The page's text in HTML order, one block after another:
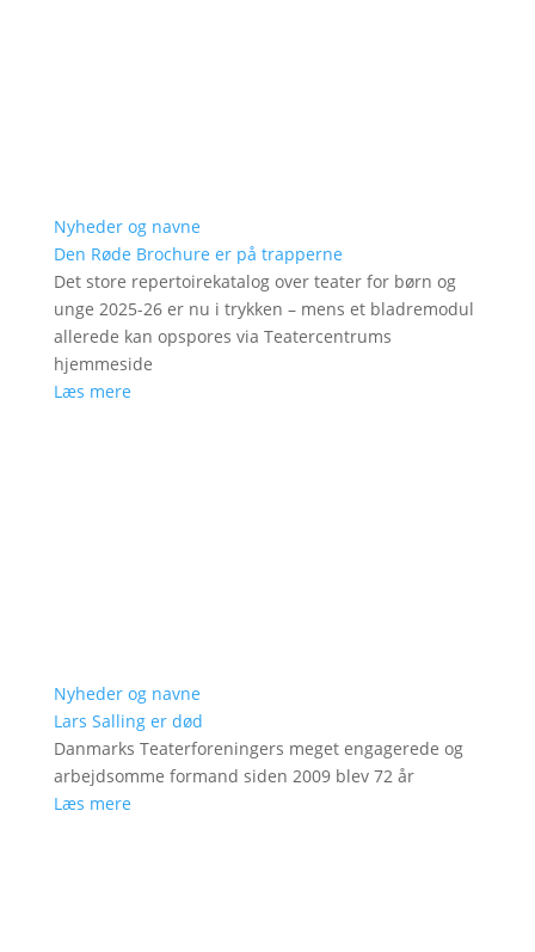
Nyheder og navne
Den Røde Brochure er på trapperne
Det store repertoirekatalog over teater for børn og
unge 2025-26 er nu i trykken – mens et bladremodul
allerede kan opspores via Teatercentrums
hjemmeside
Læs mere
Nyheder og navne
Lars Salling er død
Danmarks Teaterforeningers meget engagerede og
arbejdsomme formand siden 2009 blev 72 år
Læs mere